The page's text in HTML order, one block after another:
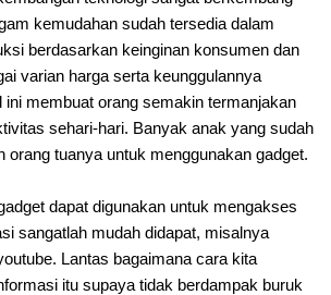
kemudahan sudah tersedia dalam
berdasarkan keinginan konsumen dan
varian harga serta keunggulannya
ini membuat orang semakin termanjakan
sehari-hari. Banyak anak yang sudah
orang tuanya untuk menggunakan gadget.
dapat digunakan untuk mengakses
sangatlah mudah didapat, misalnya
Lantas bagaimana cara kita
itu supaya tidak berdampak buruk